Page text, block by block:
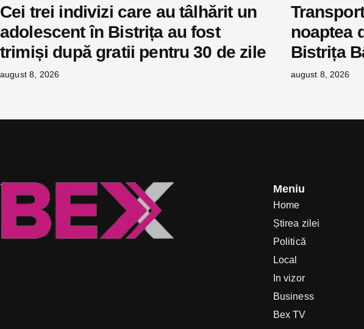
Cei trei indivizi care au tâlhărit un
adolescent în Bistrița au fost
trimiși după gratii pentru 30 de zile
august 8, 2026
noaptea
Bistrița
august 8, 2026
Meniu
Home
Știrea zilei
Politică
Local
In vizor
Business
Bex TV